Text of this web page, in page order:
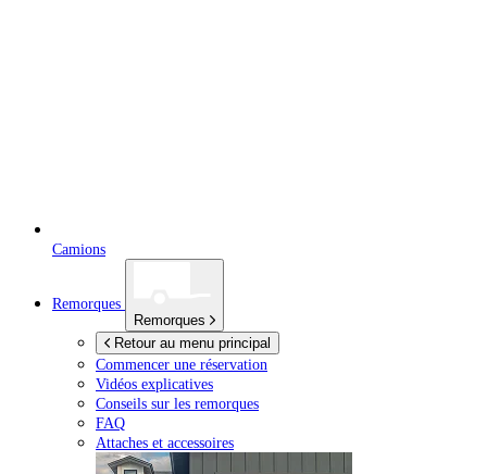
Camions
Remorques
Remorques
Retour au menu principal
Commencer une réservation
Vidéos explicatives
Conseils sur les remorques
FAQ
Attaches et accessoires